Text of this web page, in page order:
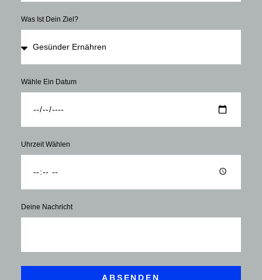
Was Ist Dein Ziel?
Wähle Ein Datum
Uhrzeit Wählen
Deine Nachricht
ABSENDEN